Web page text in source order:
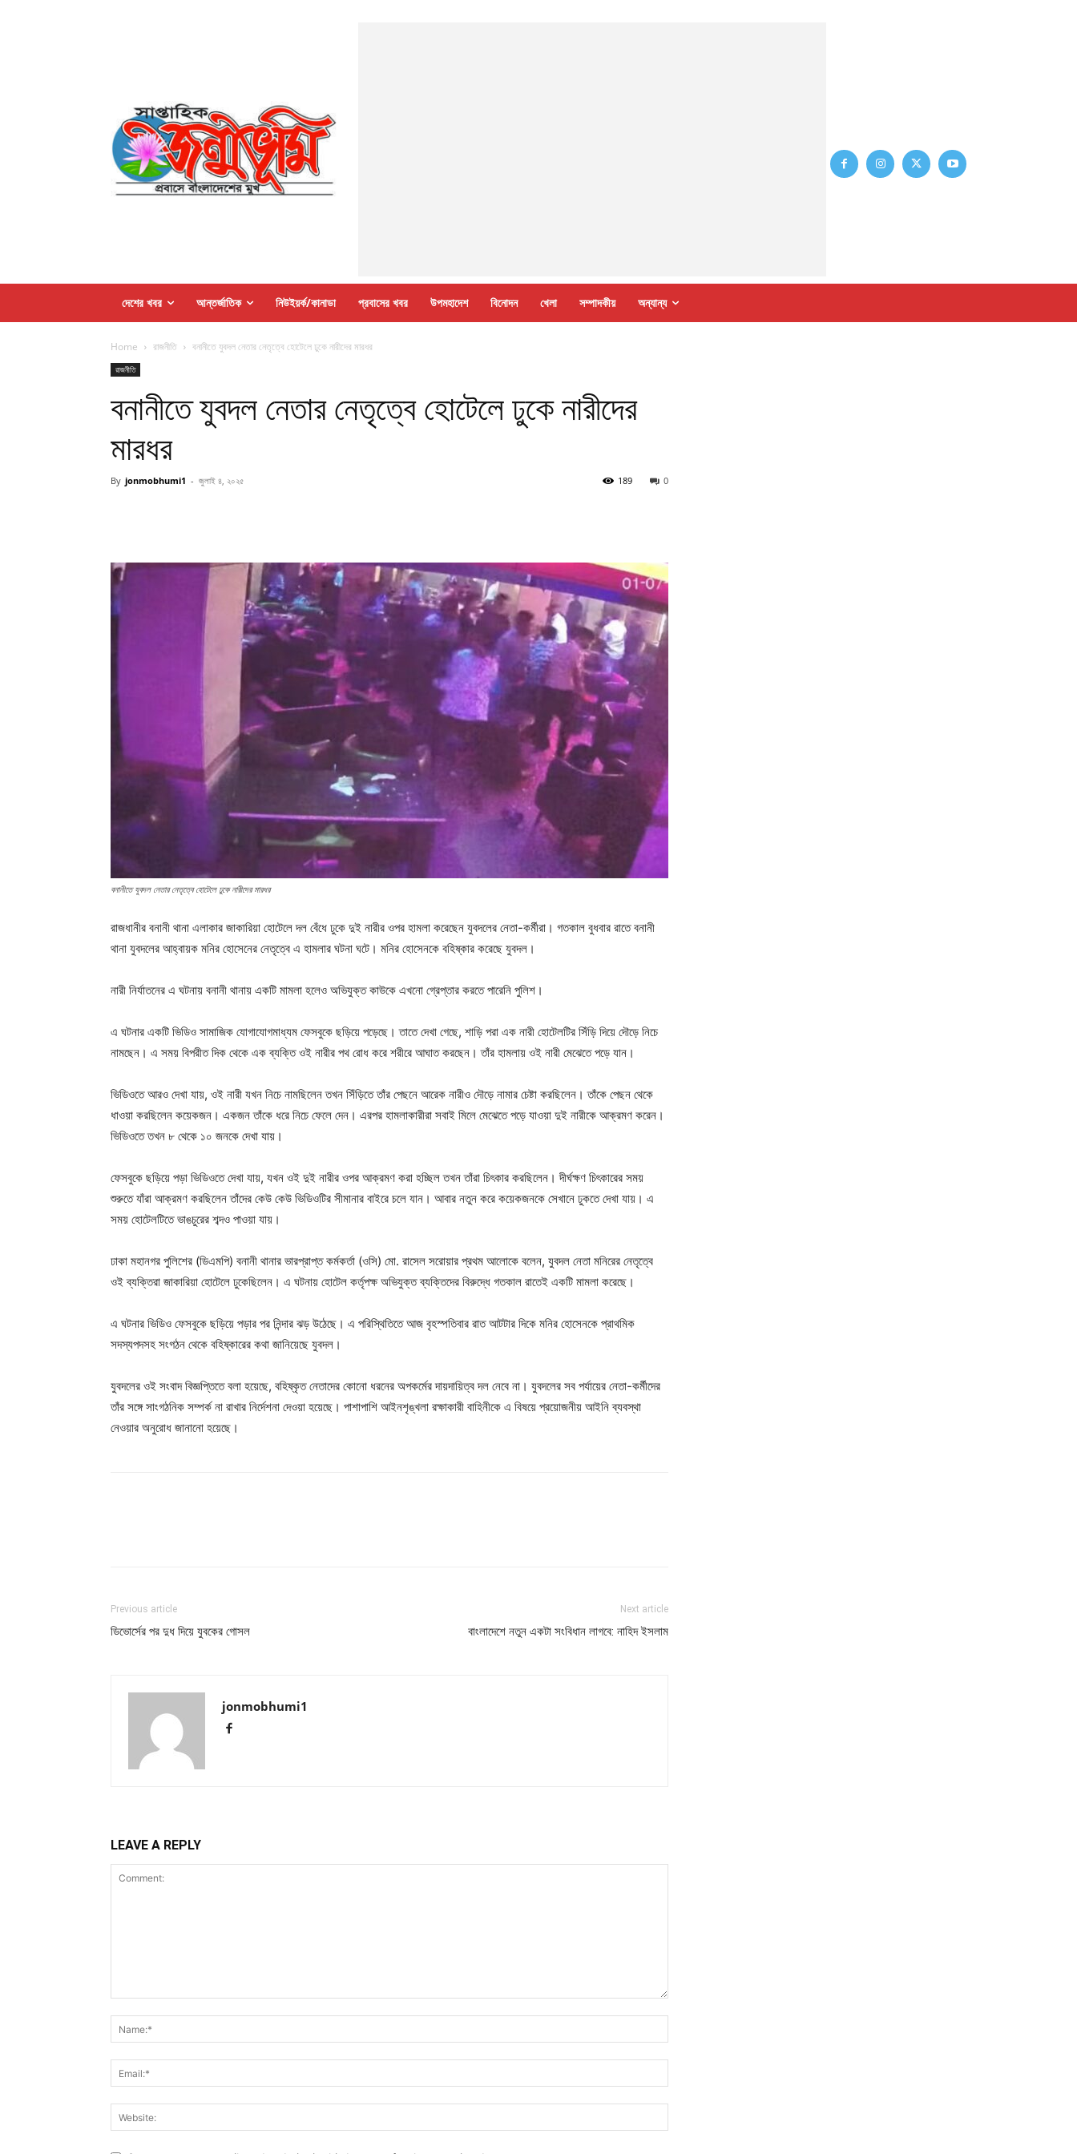
দেশের খবর আন্তর্জাতিক নিউইয়র্ক/কানাডা প্রবাসের খবর উপমহাদেশ বিনোদন খেলা সম্পাদকীয় অন্যান্য
Home রাজনীতি বনানীতে যুবদল নেতার নেতৃত্বে হোটেলে ঢুকে নারীদের মারধর
রাজনীতি
বনানীতে যুবদল নেতার নেতৃত্বে হোটেলে ঢুকে নারীদের
মারধর
By jonmobhumi1 - জুলাই ৪, ২০২৫ 0
189
বনানীতে যুবদল নেতার নেতৃত্বে হোটেলে ঢুকে নারীদের মারধর
রাজধানীর বনানী থানা এলাকার জাকারিয়া হোটেলে দল বেঁধে ঢুকে দুই নারীর ওপর হামলা করেছেন যুবদলের নেতা-কর্মীরা। গতকাল বুধবার রাতে বনানী
থানা যুবদলের আহ্বায়ক মনির হোসেনের নেতৃত্বে এ হামলার ঘটনা ঘটে। মনির হোসেনকে বহিষ্কার করেছে যুবদল।
নারী নির্যাতনের এ ঘটনায় বনানী থানায় একটি মামলা হলেও অভিযুক্ত কাউকে এখনো গ্রেপ্তার করতে পারেনি পুলিশ।
এ ঘটনার একটি ভিডিও সামাজিক যোগাযোগমাধ্যম ফেসবুকে ছড়িয়ে পড়েছে। তাতে দেখা গেছে, শাড়ি পরা এক নারী হোটেলটির সিঁড়ি দিয়ে দৌড়ে নিচে
নামছেন। এ সময় বিপরীত দিক থেকে এক ব্যক্তি ওই নারীর পথ রোধ করে শরীরে আঘাত করছেন। তাঁর হামলায় ওই নারী মেঝেতে পড়ে যান।
ভিডিওতে আরও দেখা যায়, ওই নারী যখন নিচে নামছিলেন তখন সিঁড়িতে তাঁর পেছনে আরেক নারীও দৌড়ে নামার চেষ্টা করছিলেন। তাঁকে পেছন থেকে
ধাওয়া করছিলেন কয়েকজন। একজন তাঁকে ধরে নিচে ফেলে দেন। এরপর হামলাকারীরা সবাই মিলে মেঝেতে পড়ে যাওয়া দুই নারীকে আক্রমণ করেন।
ভিডিওতে তখন ৮ থেকে ১০ জনকে দেখা যায়।
ফেসবুকে ছড়িয়ে পড়া ভিডিওতে দেখা যায়, যখন ওই দুই নারীর ওপর আক্রমণ করা হচ্ছিল তখন তাঁরা চিৎকার করছিলেন। দীর্ঘক্ষণ চিৎকারের সময়
শুরুতে যাঁরা আক্রমণ করছিলেন তাঁদের কেউ কেউ ভিডিওটির সীমানার বাইরে চলে যান। আবার নতুন করে কয়েকজনকে সেখানে ঢুকতে দেখা যায়। এ
সময় হোটেলটিতে ভাঙচুরের শব্দও পাওয়া যায়।
ঢাকা মহানগর পুলিশের (ডিএমপি) বনানী থানার ভারপ্রাপ্ত কর্মকর্তা (ওসি) মো. রাসেল সরোয়ার প্রথম আলোকে বলেন, যুবদল নেতা মনিরের নেতৃত্বে
ওই ব্যক্তিরা জাকারিয়া হোটেলে ঢুকেছিলেন। এ ঘটনায় হোটেল কর্তৃপক্ষ অভিযুক্ত ব্যক্তিদের বিরুদ্ধে গতকাল রাতেই একটি মামলা করেছে।
এ ঘটনার ভিডিও ফেসবুকে ছড়িয়ে পড়ার পর নিন্দার ঝড় উঠেছে। এ পরিস্থিতিতে আজ বৃহস্পতিবার রাত আটটার দিকে মনির হোসেনকে প্রাথমিক
সদস্যপদসহ সংগঠন থেকে বহিষ্কারের কথা জানিয়েছে যুবদল।
যুবদলের ওই সংবাদ বিজ্ঞপ্তিতে বলা হয়েছে, বহিষ্কৃত নেতাদের কোনো ধরনের অপকর্মের দায়দায়িত্ব দল নেবে না। যুবদলের সব পর্যায়ের নেতা-কর্মীদের
তাঁর সঙ্গে সাংগঠনিক সম্পর্ক না রাখার নির্দেশনা দেওয়া হয়েছে। পাশাপাশি আইনশৃঙ্খলা রক্ষাকারী বাহিনীকে এ বিষয়ে প্রয়োজনীয় আইনি ব্যবস্থা
নেওয়ার অনুরোধ জানানো হয়েছে।
Previous article
ডিভোর্সের পর দুধ দিয়ে যুবকের গোসল
Next article
বাংলাদেশে নতুন একটা সংবিধান লাগবে: নাহিদ ইসলাম
jonmobhumi1
LEAVE A REPLY